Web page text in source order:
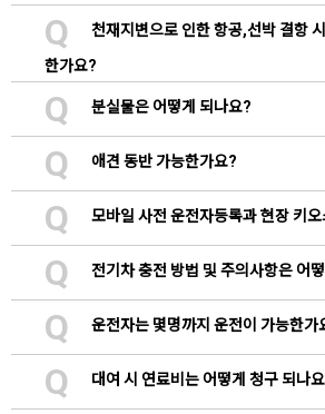
Q
천재지변으로 인한 항공,선박 결항
한가요?
Q 분실물은 어떻게 되나요?
Q 애견 동반 가능한가요?
Q 모바일 사전 운전자등록과 현장 키
Q 전기차 충전 방법 및 주의사항은 어
Q 운전자는 몇명까지 운전이 가능한가
Q 대여 시 연료비는 어떻게 청구 되나